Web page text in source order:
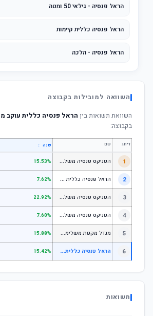
הראל פנסיה - גילאי 50 ומטה
הראל פנסיה כללית קיימות
הראל פנסיה - הלכה
השוואה למובילות בקבוצה
השוואת תשואות בין הראל פנסיה כללית עוקב
בקבוצה:
דירוג שם שנה ↕
1 ה
פניקס פנסיה משלימה - מסלול לבני 50 ומטה 15.53%
2 ה
ראל פנסיה כללית עוקב מדד s1;p 7.62%
3 ה
פניקס פנסיה משלימה - מניות 22.92%
4 ה
פניקס פנסיה משלימה עוקב מדד S1;P500 7.60%
5 מ
גדל מקפת משלימה לבני 50 ומטה 15.88%
6 ה
ראל פנסיה כללית עוקב מדדי מניות 15.42%
תשואות